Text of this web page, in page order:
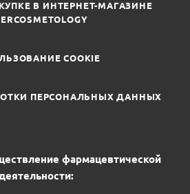
В ИНТЕРНЕТ-МАГАЗИНЕ
COOKIE
ПЕРСОНАЛЬНЫХ ДАННЫХ
фармацевтической